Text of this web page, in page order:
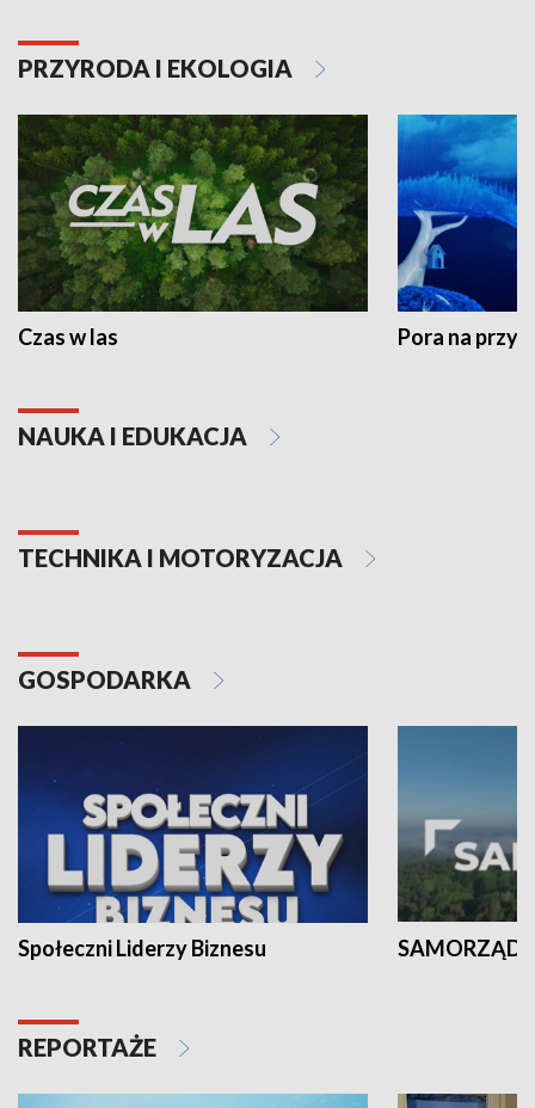
PRZYRODA I EKOLOGIA
Czas w las Pora na
NAUKA I EDUKACJA
TECHNIKA I MOTORYZACJA
GOSPODARKA
Społeczni Liderzy Biznesu SAMORZĄD
REPORTAŻE